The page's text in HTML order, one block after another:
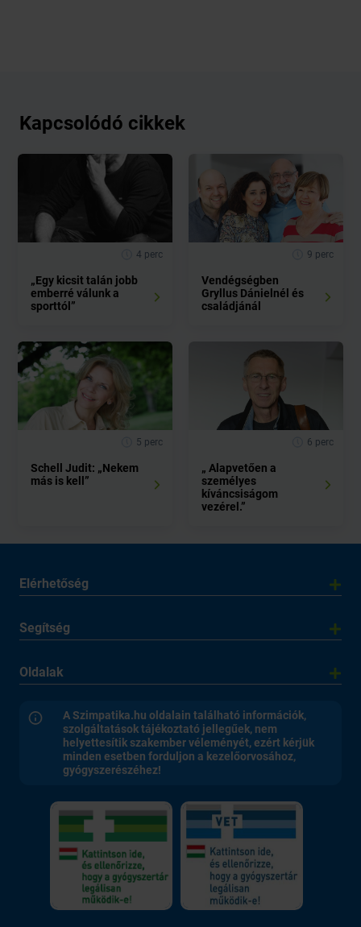
Kapcsolódó cikkek
4 perc
„Egy kicsit talán jobb
emberré válunk a
sporttól”
9 perc
Vendégségben
Gryllus Dánielnél és
családjánál
5 perc
Schell Judit: „Nekem
más is kell”
6 perc
„ Alapvetően a
személyes
kíváncsiságom
vezérel.”
Elérhetőség
Segítség
Oldalak
A Szimpatika.hu oldalain található információk,
szolgáltatások tájékoztató jellegűek, nem
helyettesítik szakember véleményét, ezért kérjük
minden esetben forduljon a kezelőorvosához,
gyógyszerészéhez!